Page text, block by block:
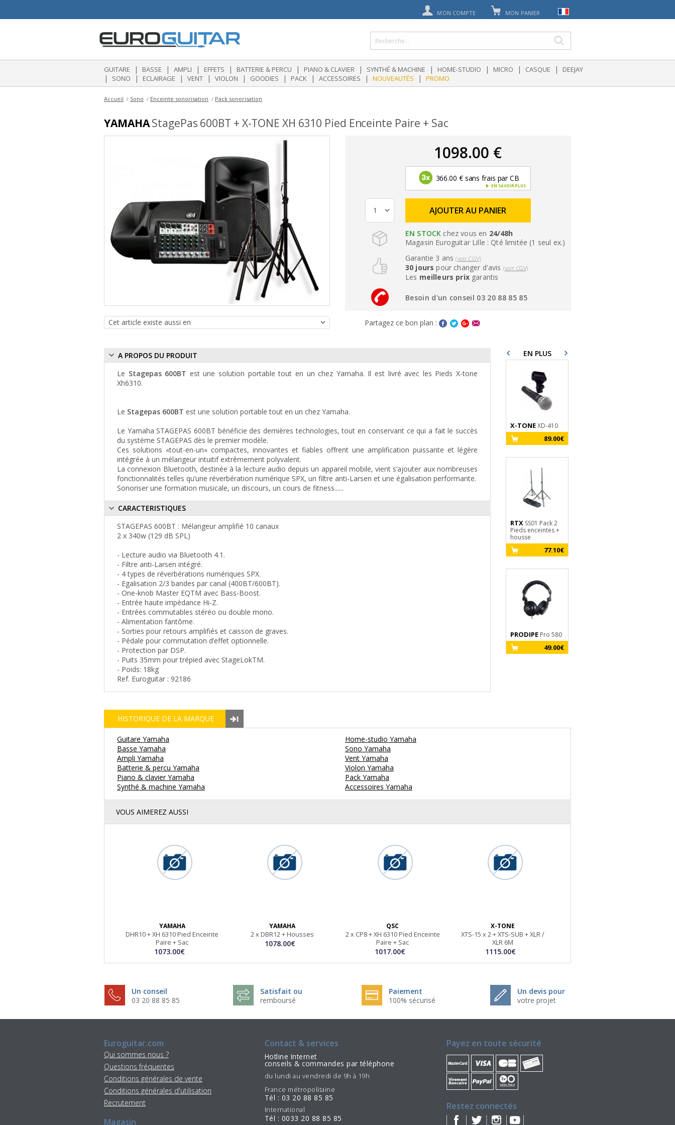
MON COMPTE MON PANIER
GUITARE | BASSE | AMPLI | EFFETS | BATTERIE & PERCU | PIANO & CLAVIER | SYNTHÉ & MACHINE | HOME-STUDIO | MICRO | CASQUE | DEEJAY
| SONO | ECLAIRAGE | VENT | VIOLON | GOODIES | PACK | ACCESSOIRES | NOUVEAUTÉS | PROMO
Accueil Sono Enceinte sonorisation Pack sonorisation
YAMAHAStagePas 600BT + X-TONE XH 6310 Pied Enceinte Paire + Sac
1098.00 €
366.00 € sans frais par CB
EN SAVOIR PLUS
AJOUTER AU PANIER
EN STOCK chez vous en 24/48h
Magasin Euroguitar Lille : Qté limitée (1 seul ex.)
Garantie 3 ans(voir CGV)
30 jours pour changer d'avis (voir CGV)
Les meilleurs prix garantis
Besoin d'un conseil 03 20 88 85 85
Partagez ce bon plan :
A PROPOS DU PRODUIT
Le Stagepas 600BT est une solution portable tout en un chez Yamaha. Il est livré avec les Pieds X-tone
Xh6310.
Le Stagepas 600BT est une solution portable tout en un chez Yamaha.
Le Yamaha STAGEPAS 600BT bénéficie des dernières technologies, tout en conservant ce qui a fait le succès
du système STAGEPAS dès le premier modèle.
Ces solutions «tout-en-un» compactes, innovantes et fiables offrent une amplification puissante et légère
intégrée à un mélangeur intuitif extrêmement polyvalent.
La connexion Bluetooth, destinée à la lecture audio depuis un appareil mobile, vient s’ajouter aux nombreuses
fonctionnalités telles qu’une réverbération numérique SPX, un filtre anti-Larsen et une égalisation performante.
Sonoriser une formation musicale, un discours, un cours de fitness......
CARACTERISTIQUES
STAGEPAS 600BT : Mélangeur amplifié 10 canaux
2 x 340w (129 dB SPL)
- Lecture audio via Bluetooth 4.1.
- Filtre anti-Larsen intégré.
- 4 types de réverbérations numériques SPX.
- Egalisation 2/3 bandes par canal (400BT/600BT).
- One-knob Master EQTM avec Bass-Boost.
- Entrée haute impédance Hi-Z.
- Entrées commutables stéréo ou double mono.
- Alimentation fantôme.
- Sorties pour retours amplifiés et caisson de graves.
- Pédale pour commutation d’effet optionnelle.
- Protection par DSP.
- Puits 35mm pour trépied avec StageLokTM.
- Poids: 18kg
Ref. Euroguitar : 92186
EN PLUS
X-TONEXD-410
89.00€
RTXSS01 Pack 2
Pieds enceintes +
housse
77.10€
PRODIPEPro 580
49.00€
HISTORIQUE DE LA MARQUE
Guitare Yamaha
Basse Yamaha
Ampli Yamaha
Batterie & percu Yamaha
Piano & clavier Yamaha
Synthé & machine Yamaha
Home-studio Yamaha
Sono Yamaha
Vent Yamaha
Violon Yamaha
Pack Yamaha
Accessoires Yamaha
VOUS AIMEREZ AUSSI
YAMAHA
DHR10 + XH 6310 Pied Enceinte
Paire + Sac
1073.00€
YAMAHA
2 x DBR12 + Housses
1078.00€
QSC
2 x CP8 + XH 6310 Pied Enceinte
Paire + Sac
1017.00€
X-TONE
XTS-15 x 2 + XTS-SUB + XLR /
XLR 6M
1115.00€
Un conseil
03 20 88 85 85
Satisfait ou
remboursé
Paiement
100% sécurisé
Un devis pour
votre projet
Euroguitar.com
Qui sommes nous ?
Questions fréquentes
Conditions générales de vente
Conditions générales d'utilisation
Recrutement
Magasin
Contact & services
Hotline Internet
conseils & commandes par téléphone
du lundi au vendredi de 9h à 19h
France métropolitaine
Tél : 03 20 88 85 85
International
Tél : 0033 20 88 85 85
Payez en toute sécurité
Restez connectés